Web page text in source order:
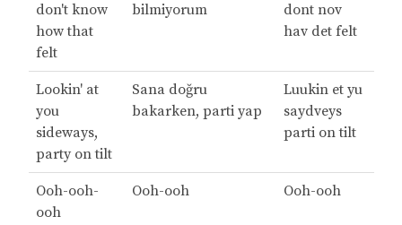
don't know
how that
felt
bilmiyorum
dont nov
hav det felt
Lookin' at
you
sideways,
party on tilt
Sana doğru
bakarken, parti yap
Luukin et yu
saydveys
parti on tilt
Ooh-ooh-
ooh
Ooh-ooh Ooh-ooh